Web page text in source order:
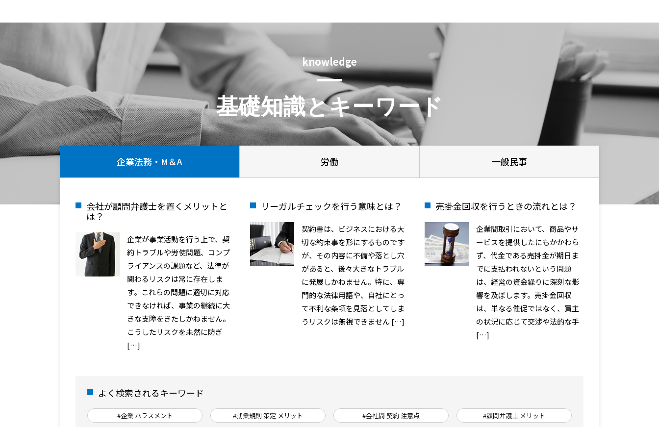
knowledge
基礎知識とキーワード
企業法務・M＆A 労働 一般民事
会社が顧問弁護士を置くメリットと
は？
企業が事業活動を行う上で、契
約トラブルや労使問題、コンプ
ライアンスの課題など、法律が
関わるリスクは常に存在しま
す。これらの問題に適切に対応
できなければ、事業の継続に大
きな支障をきたしかねません。
こうしたリスクを未然に防ぎ
[…]
リーガルチェックを行う意味とは？
契約書は、ビジネスにおける大
切な約束事を形にするものです
が、その内容に不備や落とし穴
があると、後々大きなトラブル
に発展しかねません。特に、専
門的な法律用語や、自社にとっ
て不利な条項を見落としてしま
うリスクは無視できません […]
売掛金回収を行うときの流れとは？
企業間取引において、商品やサ
ービスを提供したにもかかわら
ず、代金である売掛金が期日ま
でに支払われないという問題
は、経営の資金繰りに深刻な影
響を及ぼします。売掛金回収
は、単なる催促ではなく、買主
の状況に応じて交渉や法的な手
[…]
よく検索されるキーワード
#企業 ハラスメント #就業規則 策定 メリット #会社間 契約 注意点 #顧問弁護士 メリット